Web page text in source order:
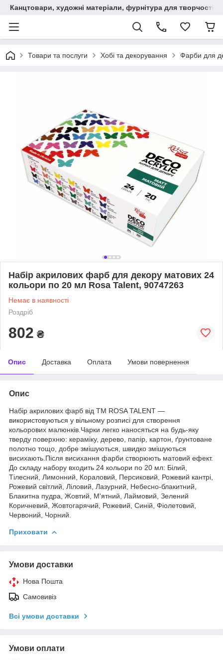
Канцтовари, художні матеріали, фурнітура для творчості
Товари та послуги Хобі та декорування Фарби для
Набір акрилових фарб для декору матових 24
кольори по 20 мл Rosa Talent, 90747263
Немає в наявності
Роздріб
802 ₴
Опис Доставка Оплата Умови повернення
Опис
Набір акрилових фарб від ТМ ROSA TALENT —
використовуються у вільному розписі для створення
кольорових малюнків.Чарки легко наносяться на будь-яку
тверду поверхню: кераміку, дерево, папір, картон, ґрунтоване
полотно тощо, добре змішуються, швидко змішуються
висихають.Після висихання фарби створюють матовий ефект.
До складу набору входить 24 кольори по 20 мл: Білий,
Тілесний, Лимонний, Кораловий, Персиковий, Рожевий кантрі,
Рожевий світлий, Ліловий, Лазурний, Небесно-блакитний,
Блакитна пудра, Жовтий, М'ятний, Лаймовий, Зелений
Коричневий, Жовтогарячий, Рожевий, Синій, Фіолетовий,
Червоний, Чорний.
Приховати
Умови доставки
Нова Пошта
Самовивіз
Всі умови доставки
Умови оплати